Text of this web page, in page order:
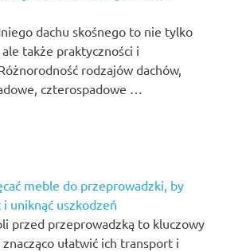
dachu skośnego to nie tylko
także praktyczności i
rodzajów dachów,
czterospadowe …
meble do przeprowadzki, by
uniknąć uszkodzeń
przed przeprowadzką to kluczowy
ułatwić ich transport i